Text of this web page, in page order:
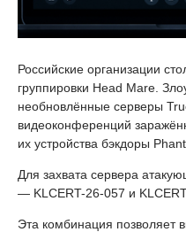
Российские организации
группировки Head Mare.
необновлённые серверы
видеоконференций
их устройства бэкдоры
Для захвата сервера
— KLCERT-26-057 и
Эта комбинация позволяет